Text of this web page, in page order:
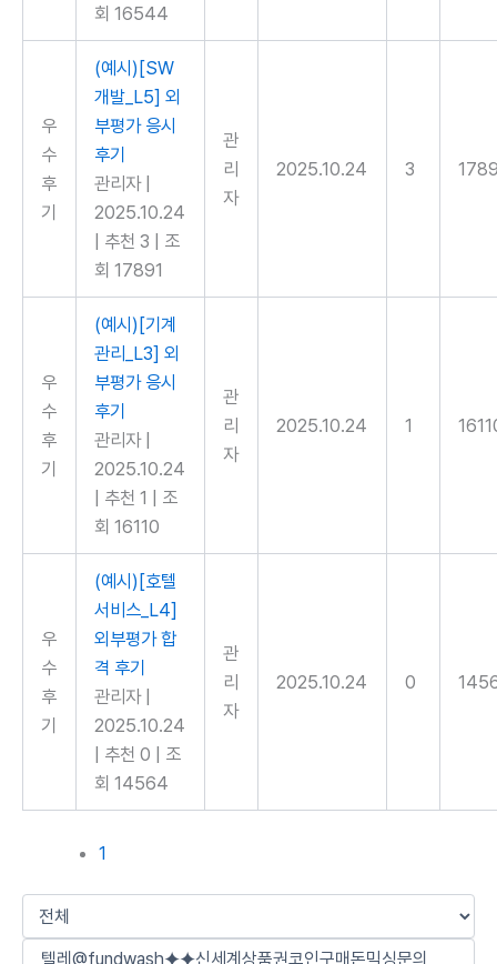
회 16544
우
수
후
기
(예시)[SW
개발_L5] 외
부평가 응시
후기
관리자
2025.10.24
추천 3
조
회 17891
관
리
자
2025.10.24 3
우
수
후
기
(예시)[기계
관리_L3] 외
부평가 응시
후기
관리자
2025.10.24
추천 1
조
회 16110
관
리
자
2025.10.24 1
우
수
후
기
(예시)[호텔
서비스_L4]
외부평가 합
격 후기
관리자
2025.10.24
추천 0
조
회 14564
관
리
자
2025.10.24 0
1